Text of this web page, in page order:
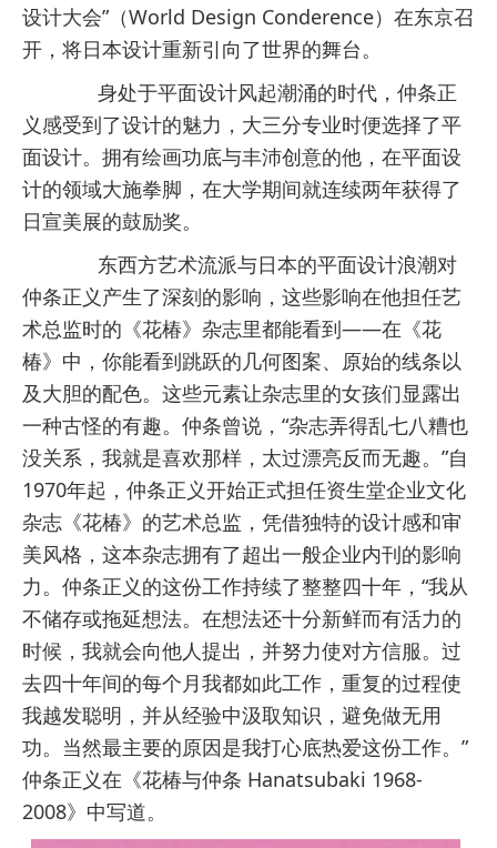
设计大会”（World Design Conderence）在东京召
开，将日本设计重新引向了世界的舞台。
身处于平面设计风起潮涌的时代，仲条正
义感受到了设计的魅力，大三分专业时便选择了平
面设计。拥有绘画功底与丰沛创意的他，在平面设
计的领域大施拳脚，在大学期间就连续两年获得了
日宣美展的鼓励奖。
东西方艺术流派与日本的平面设计浪潮对
仲条正义产生了深刻的影响，这些影响在他担任艺
术总监时的《花椿》杂志里都能看到——在《花
椿》中，你能看到跳跃的几何图案、原始的线条以
及大胆的配色。这些元素让杂志里的女孩们显露出
一种古怪的有趣。仲条曾说，“杂志弄得乱七八糟也
没关系，我就是喜欢那样，太过漂亮反而无趣。”自
1970年起，仲条正义开始正式担任资生堂企业文化
杂志《花椿》的艺术总监，凭借独特的设计感和审
美风格，这本杂志拥有了超出一般企业内刊的影响
力。仲条正义的这份工作持续了整整四十年，“我从
不储存或拖延想法。在想法还十分新鲜而有活力的
时候，我就会向他人提出，并努力使对方信服。过
去四十年间的每个月我都如此工作，重复的过程使
我越发聪明，并从经验中汲取知识，避免做无用
功。当然最主要的原因是我打心底热爱这份工作。”
仲条正义在《花椿与仲条 Hanatsubaki 1968-
2008》中写道。